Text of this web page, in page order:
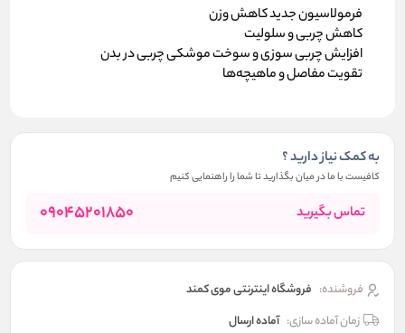
فرمولاسیون جدید کاهش وزن
کاهش چربی و سلولیت
افزایش چربی سوزی و سوخت موشکی چربی در بدن
تقویت مفاصل و ماهیچه‌ها
به کمک نیاز دارید ؟
کافیست با ما در میان بگذارید تا شما را راهنمایی کنیم
تماس بگیرید 09045201850
فروشنده: فروشگاه اینترنتی موی کمند
زمان آماده سازی: آماده ارسال